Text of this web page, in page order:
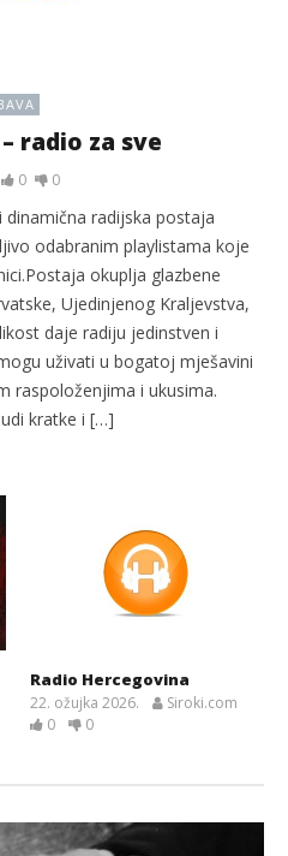
radio za sve
0 0
dinamična radijska postaja
odabranim playlistama koje
okuplja glazbene
Ujedinjenog Kraljevstva,
daje radiju jedinstven i
uživati u bogatoj mješavini
raspoloženjima i ukusima.
kratke i […]
Radio Hercegovina
22. ožujka 2026.
Siroki.com
0
0